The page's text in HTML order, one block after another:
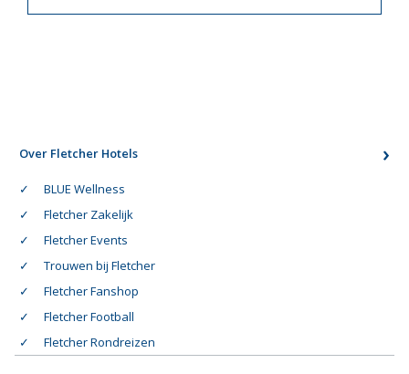
Over Fletcher Hotels
BLUE Wellness
Fletcher Zakelijk
Fletcher Events
Trouwen bij Fletcher
Fletcher Fanshop
Fletcher Football
Fletcher Rondreizen